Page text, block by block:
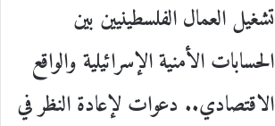
تشغيل العمال الفلسطينيين بين
الحسابات الأمنية الإسرائيلية والواقع
الاقتصادي.. دعوات لإعادة النظر في